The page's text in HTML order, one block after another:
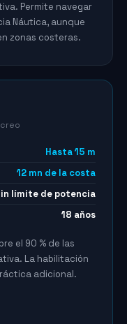
Permite navegar
Náutica, aunque
zonas costeras.
Hasta 15 m
12 mn de la costa
límite de potencia
18 años
el 90 % de las
La habilitación
adicional.